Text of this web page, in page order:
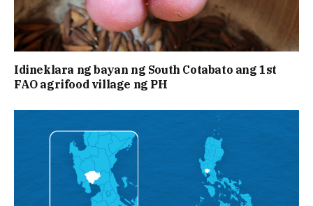
Idineklara ng bayan ng South Cotabato ang 1st
FAO agrifood village ng PH